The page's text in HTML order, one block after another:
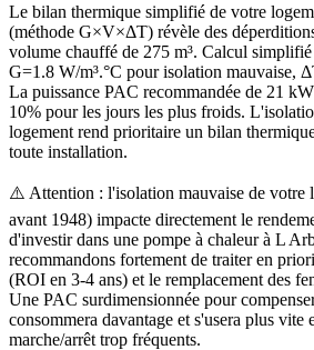
Le bilan thermique simplifié de votre
(méthode G×V×ΔT) révèle des
volume chauffé de 275 m³. Calcul
G=1.8 W/m³.°C pour isolation mauvaise,
La puissance PAC recommandée de 21
10% pour les jours les plus froids.
logement rend prioritaire un bilan
toute installation.
⚠️ Attention : l'isolation mauvaise de votre
avant 1948) impacte directement le
d'investir dans une pompe à chaleur à L
recommandons fortement de traiter en
(ROI en 3-4 ans) et le remplacement des
Une PAC surdimensionnée pour
consommera davantage et s'usera plus vite
marche/arrêt trop fréquents.